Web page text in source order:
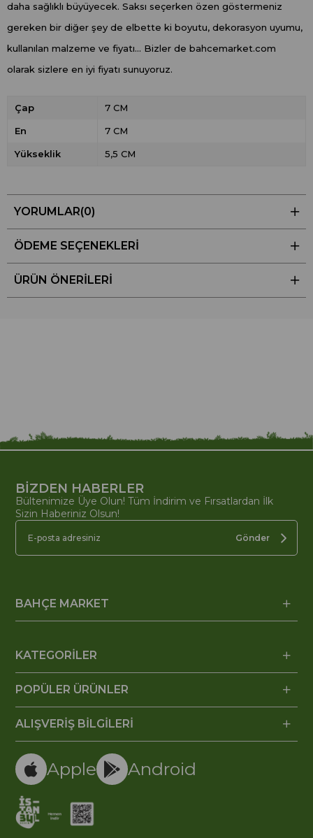
daha sağlıklı büyüyecek. Saksı seçerken özen göstermeniz
gereken bir diğer şey de elbette ki boyutu, dekorasyon uyumu,
kullanılan malzeme ve fiyatı... Bizler de bahcemarket.com
olarak sizlere en iyi fiyatı sunuyoruz.
Çap 7 CM
En 7 CM
Yükseklik 5,5 CM
YORUMLAR(0)
ÖDEME SEÇENEKLERI
ÜRÜN ÖNERILERI
BİZDEN HABERLER
Bültenimize Üye Olun! Tüm İndirim ve Fırsatlardan İlk
Sizin Haberiniz Olsun!
Gönder
BAHÇE MARKET
KATEGORİLER
POPÜLER ÜRÜNLER
ALIŞVERİŞ BİLGİLERİ
Apple Android